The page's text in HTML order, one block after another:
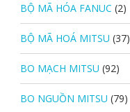
BỘ MÃ HÓA FANUC (2)
BỘ MÃ HOÁ MITSU (37)
BO MẠCH MITSU (92)
BO NGUỒN MITSU (79)